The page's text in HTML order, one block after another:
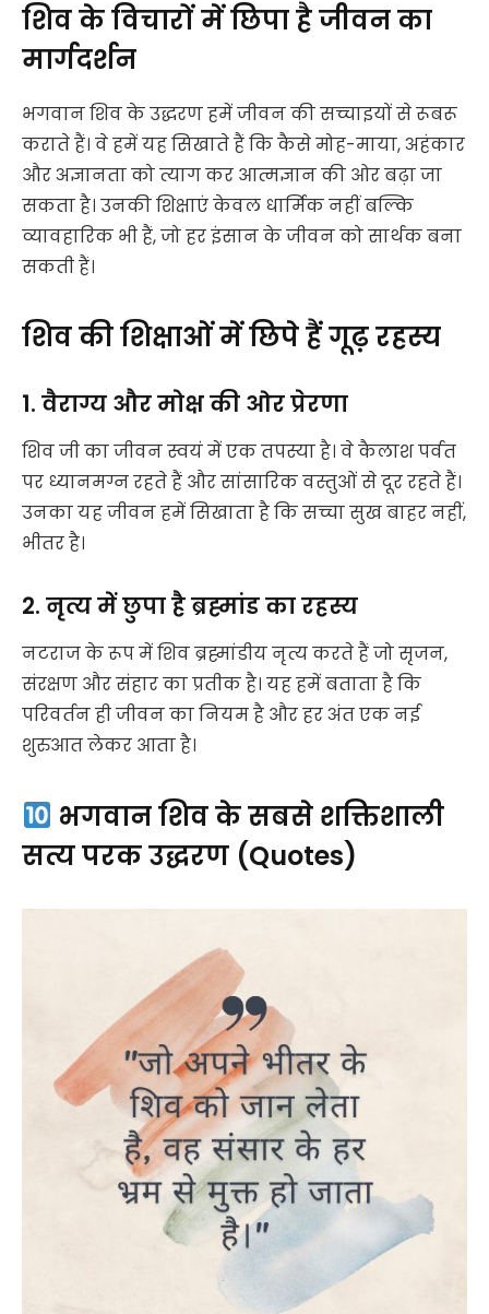
शिव के विचारों में छिपा है जीवन का
मार्गदर्शन
भगवान शिव के उद्धरण हमें जीवन की सच्चाइयों से रूबरू
कराते हैं। वे हमें यह सिखाते हैं कि कैसे मोह-माया, अहंकार
और अज्ञानता को त्याग कर आत्मज्ञान की ओर बढ़ा जा
सकता है। उनकी शिक्षाएं केवल धार्मिक नहीं बल्कि
व्यावहारिक भी हैं, जो हर इंसान के जीवन को सार्थक बना
सकती हैं।
शिव की शिक्षाओं में छिपे हैं गूढ़ रहस्य
1. वैराग्य और मोक्ष की ओर प्रेरणा
शिव जी का जीवन स्वयं में एक तपस्या है। वे कैलाश पर्वत
पर ध्यानमग्न रहते हैं और सांसारिक वस्तुओं से दूर रहते हैं।
उनका यह जीवन हमें सिखाता है कि सच्चा सुख बाहर नहीं,
भीतर है।
2. नृत्य में छुपा है ब्रह्मांड का रहस्य
नटराज के रूप में शिव ब्रह्मांडीय नृत्य करते हैं जो सृजन,
संरक्षण और संहार का प्रतीक है। यह हमें बताता है कि
परिवर्तन ही जीवन का नियम है और हर अंत एक नई
शुरुआत लेकर आता है।
भगवान शिव के सबसे शक्तिशाली
सत्य परक उद्धरण (Quotes)